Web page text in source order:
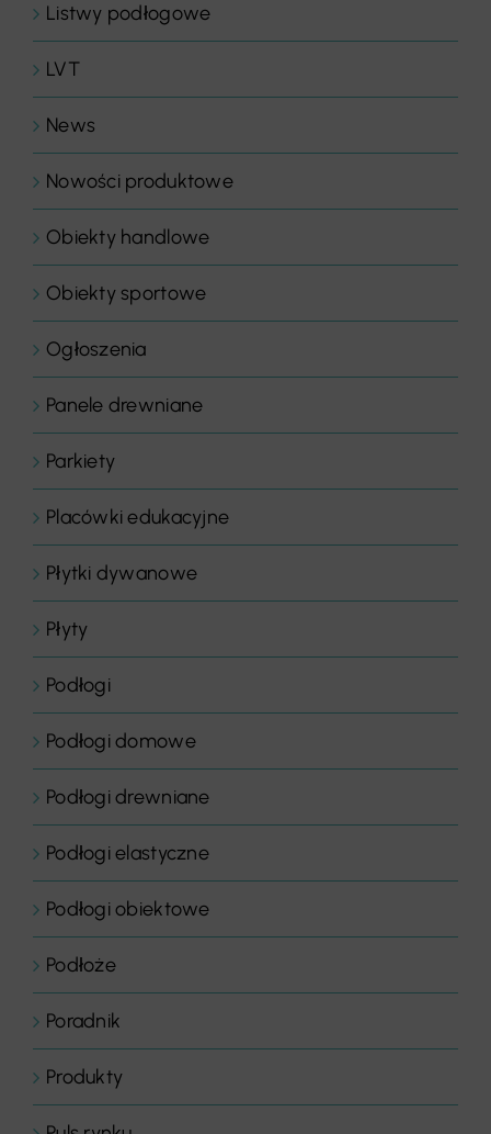
Listwy podłogowe
LVT
News
Nowości produktowe
Obiekty handlowe
Obiekty sportowe
Ogłoszenia
Panele drewniane
Parkiety
Placówki edukacyjne
Płytki dywanowe
Płyty
Podłogi
Podłogi domowe
Podłogi drewniane
Podłogi elastyczne
Podłogi obiektowe
Podłoże
Poradnik
Produkty